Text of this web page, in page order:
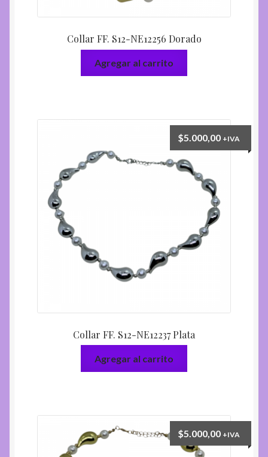
Collar FF. S12-NE12256 Dorado
Agregar al carrito
Collar FF. S12-NE12237 Plata
$5.000,00 +IVA
Agregar al carrito
$5.000,00 +IVA